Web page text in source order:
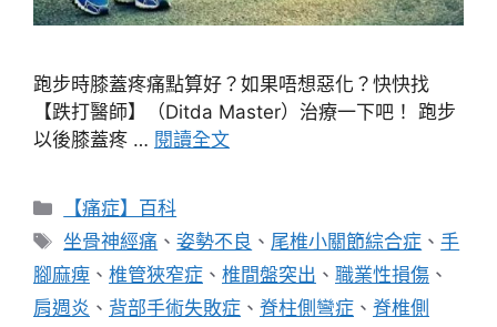
跑步時膝蓋疼痛點算好？如果唔想惡化？快快找
【跌打醫師】（Ditda Master）治療一下吧！ 跑步
以後膝蓋疼 … 閱讀全文
分
類
【痛症】百科
標
籤
坐骨神經痛 、姿勢不良 、 尾椎小關節綜合症 、手
腳麻痺 、 椎管狹窄症 、 椎間盤突出 、 職業性損傷 、
肩週炎 、 背部手術失敗症 、 脊柱側彎症 、 脊椎側